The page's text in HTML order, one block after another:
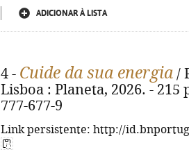
ADICIONAR À LISTA
4 - Cuide da sua energia /
Lisboa : Planeta, 2026. - 215
777-677-9
Link persistente: http://